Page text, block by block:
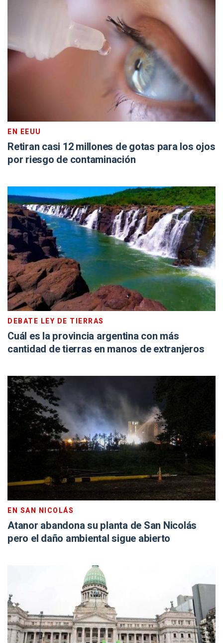
EN EEUU
Retiran casi 12 millones de gotas para los ojos
por riesgo de contaminación
DEBATE LEY DE TIERRAS
Cuál es la provincia argentina con más
cantidad de tierras en manos de extranjeros
EN SAN NICOLÁS
Atanor abandona su planta de San Nicolás
pero el daño ambiental sigue abierto